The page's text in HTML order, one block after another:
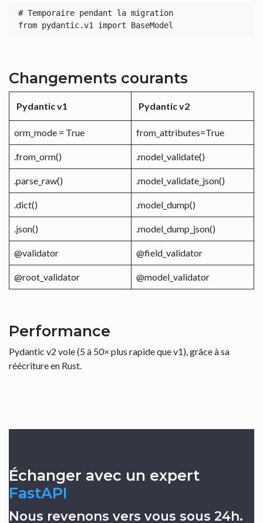
# Temporaire pendant la migration
Changements courants
Pydantic v1 Pydantic v2
orm_mode = True from_attributes=True
.from_orm() .model_validate()
.parse_raw() .model_validate_json()
.dict() .model_dump()
.json() .model_dump_json()
@validator @field_validator
@root_validator @model_validator
Performance
Pydantic v2 vole (5 à 50× plus rapide que v1), grâce à sa
réécriture en Rust.
Échanger avec un expert
FastAPI
Nous revenons vers vous sous 24h.